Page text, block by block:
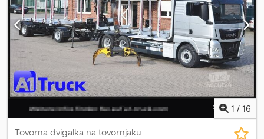
climate control * Auxiliary heater * Refrigerated compartment *
Seat heating * Navigation system Dsdsx Ipdzjpfx Apcjck * Electric
windows
1 / 16
Tovorna dvigalka na tovornjaku